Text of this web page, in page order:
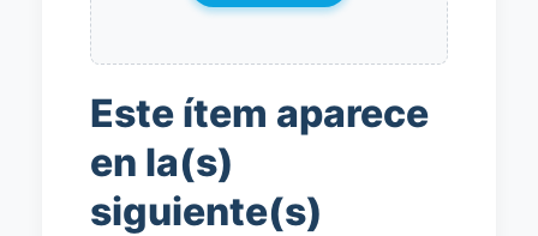
Este ítem aparece
en la(s)
siguiente(s)